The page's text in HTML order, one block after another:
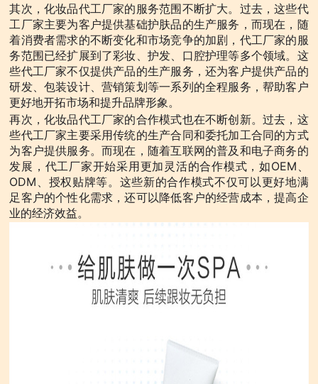
其次，化妆品代工厂家的服务范围不断扩大。过去，这些代
工厂家主要为客户提供基础护肤品的生产服务，而现在，随
着消费者需求的不断变化和市场竞争的加剧，代工厂家的服
务范围已经扩展到了彩妆、护发、口腔护理等多个领域。这
些代工厂家不仅提供产品的生产服务，还为客户提供产品的
研发、包装设计、营销策划等一系列的全程服务，帮助客户
更好地开拓市场和提升品牌形象。
再次，化妆品代工厂家的合作模式也在不断创新。过去，这
些代工厂家主要采用传统的生产合同和委托加工合同的方式
为客户提供服务。而现在，随着互联网的普及和电子商务的
发展，代工厂家开始采用更加灵活的合作模式，如OEM、
ODM、授权贴牌等。这些新的合作模式不仅可以更好地满
足客户的个性化需求，还可以降低客户的经营成本，提高企
业的经济效益。